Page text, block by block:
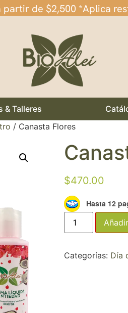
de $2,500 *Aplica
& Talleres
/ Canasta Flores
$470.00
Hasta 12
Categorías: Día